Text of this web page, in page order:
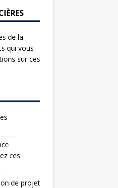
de la
qui vous
sur ces
ces
de projet